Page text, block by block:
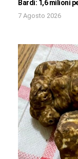
Bardi: 1,6 milioni
7 Agosto 2026